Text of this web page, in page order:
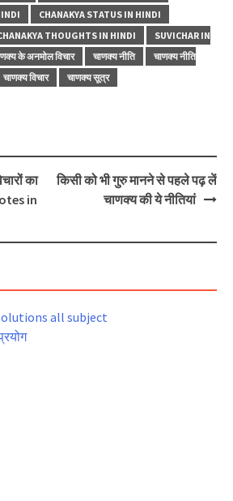
CHANAKYA STATUS IN HINDI
THOUGHTS IN HINDI
SUVICHAR IN
के अनमोल विचार चाणक्य नीति
चाणक्य नीति
चाणक्य विचार चाणक्य सूत्र
का
in
किसी को भी गुरु मानने से पहले पढ़ लें
चाणक्य की ये नीतियां
all subject